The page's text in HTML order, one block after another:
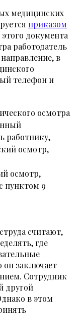
медицинских
приказом
этого документа
работодатель
в
телефон и
осмотра
работнику,
осмотр,
осмотр,
пунктом 9
считают,
где
заключает
Сотрудник
другой
в этом